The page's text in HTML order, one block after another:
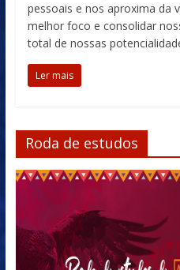
pessoais e nos aproxima da
melhor foco e consolidar
total de nossas
Ler mais
Roda de estudos